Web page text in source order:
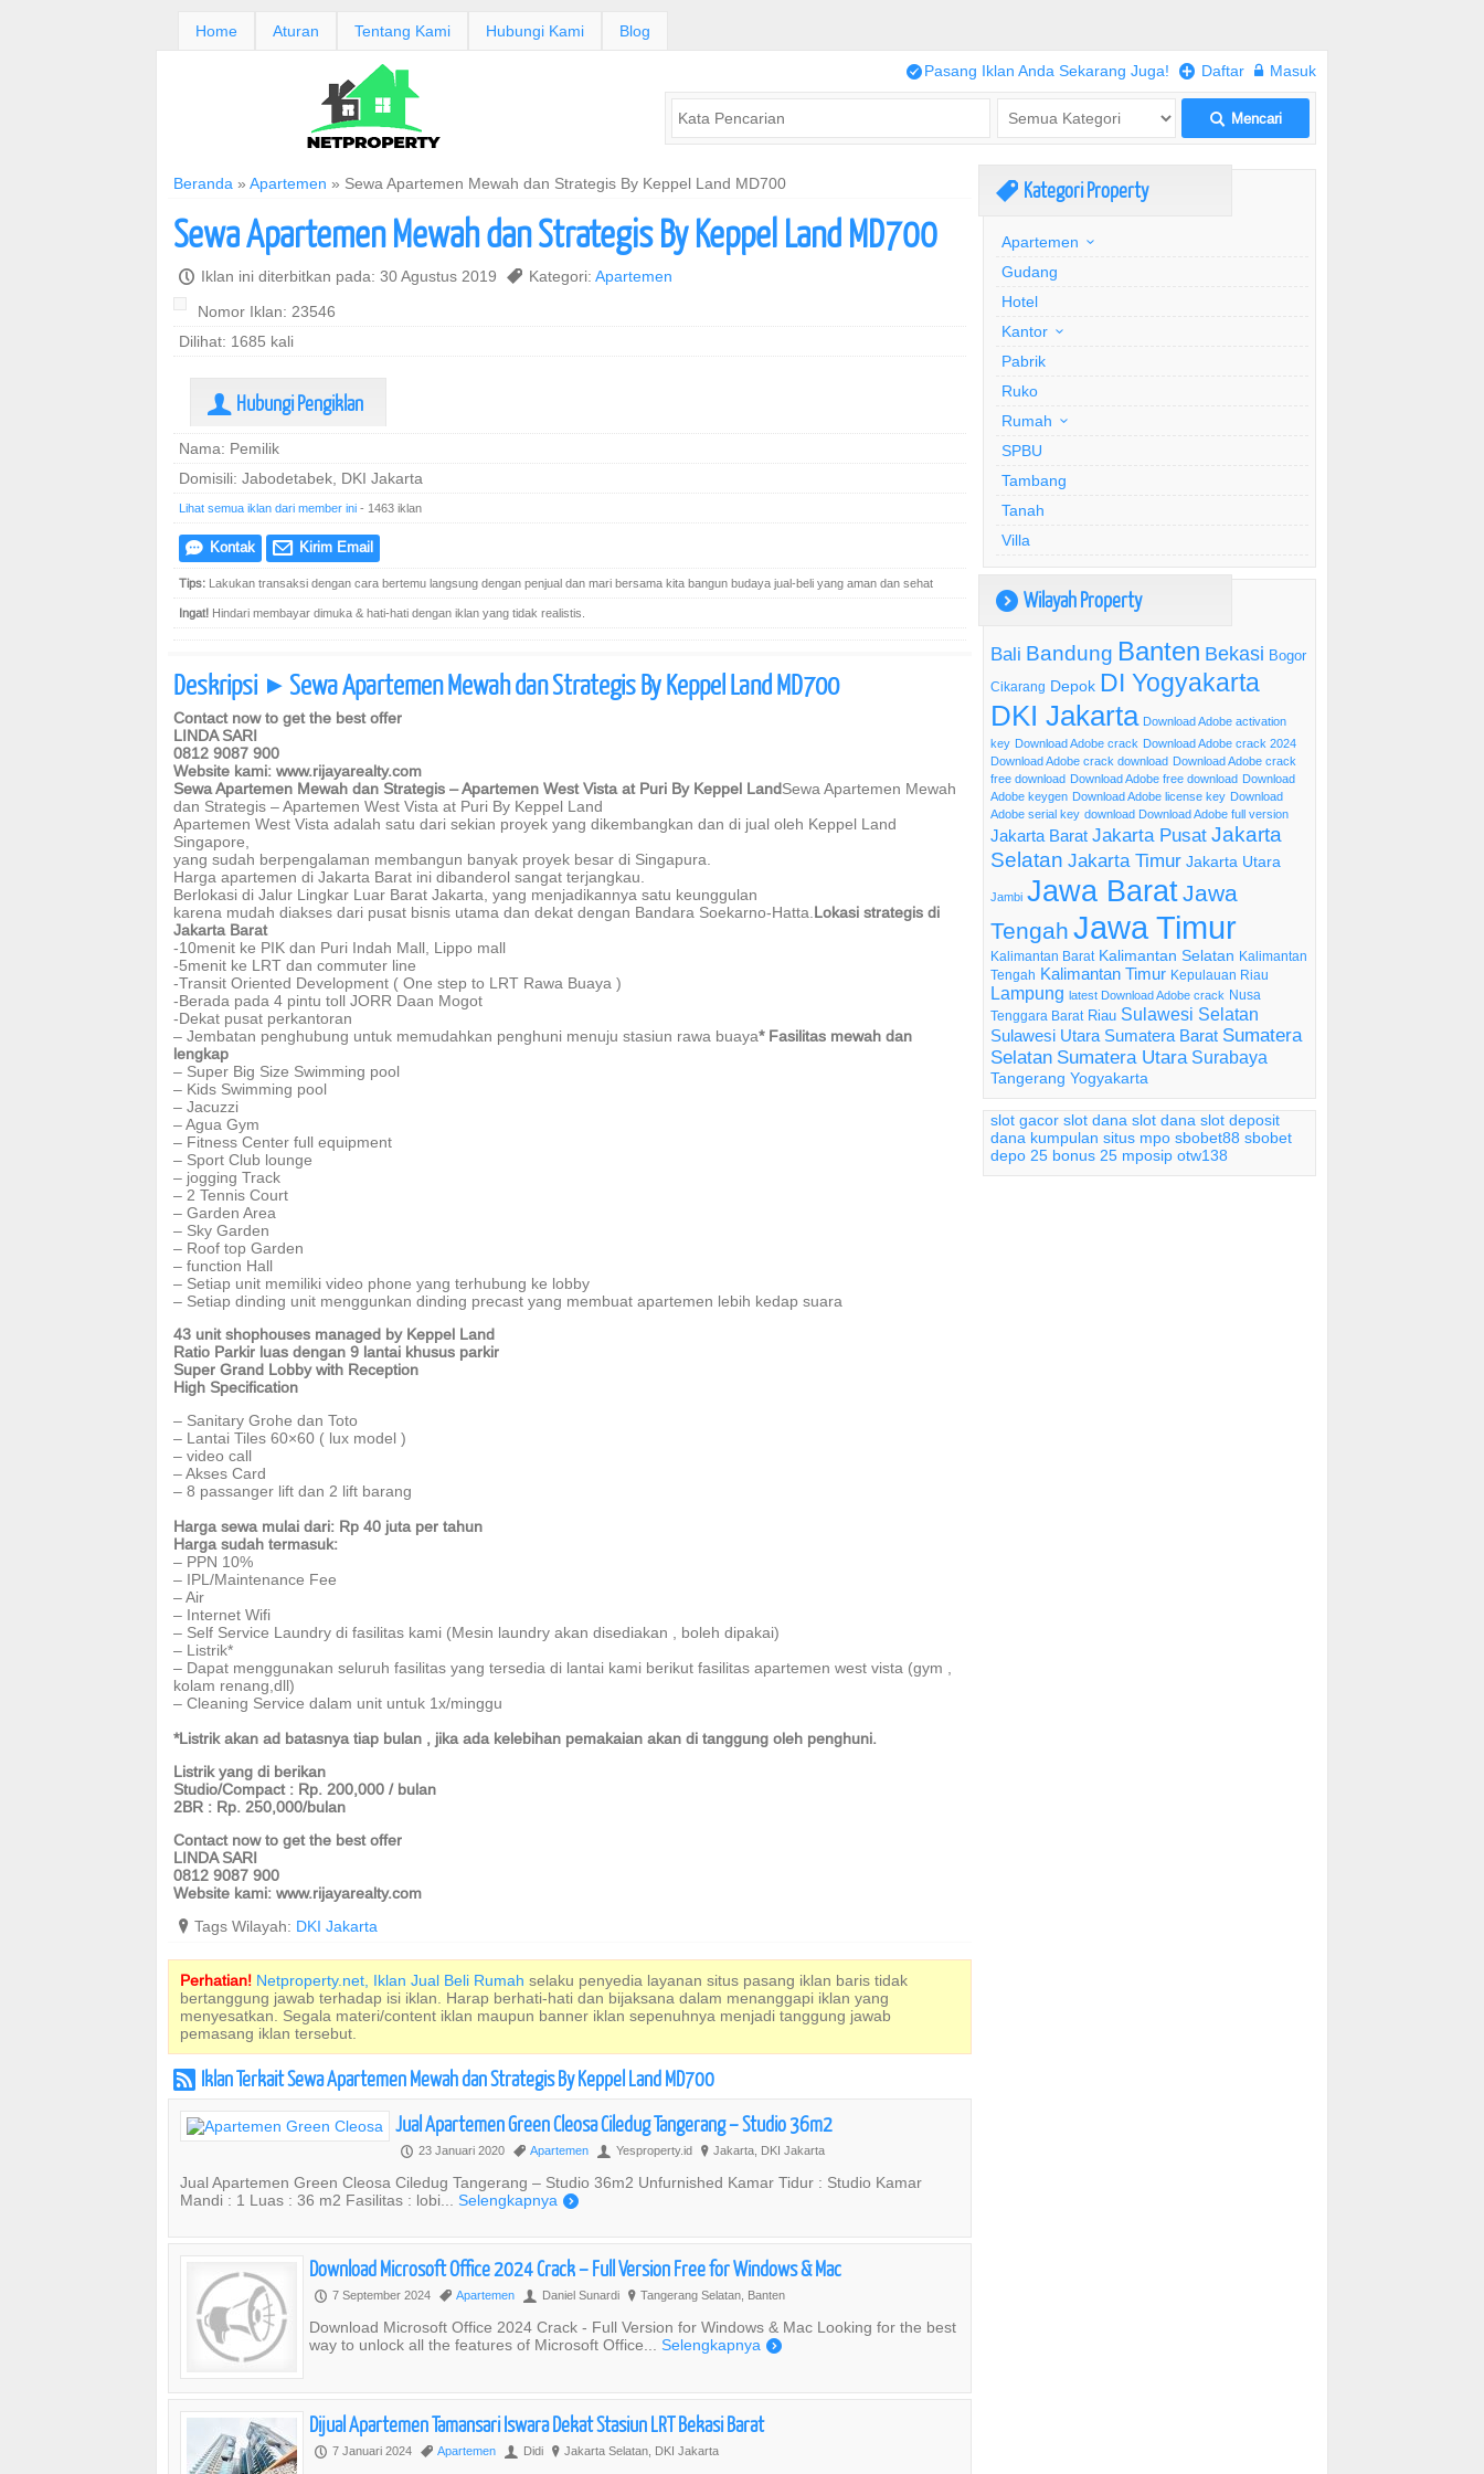
Home Aturan Tentang Kami Hubungi Kami Blog
/Pasang Iklan Anda Sekarang Juga! + Daftar w Masuk
L Mencari
Beranda » Apartemen » Sewa Apartemen Mewah dan Strategis By Keppel Land MD700
Sewa Apartemen Mewah dan Strategis By Keppel Land MD700
P Iklan ini diterbitkan pada: 30 Agustus 2019 , Kategori: Apartemen
Nomor Iklan: 23546
Dilihat: 1685 kali
U Hubungi Pengiklan
Nama: Pemilik
Domisili: Jabodetabek, DKI Jakarta
Lihat semua iklan dari member ini - 1463 iklan
e Kontak @ Kirim Email
Tips: Lakukan transaksi dengan cara bertemu langsung dengan penjual dan mari bersama kita bangun budaya jual-beli yang aman dan sehat
Ingat! Hindari membayar dimuka & hati-hati dengan iklan yang tidak realistis.
Deskripsi ] Sewa Apartemen Mewah dan Strategis By Keppel Land MD700
Contact now to get the best offer
LINDA SARI
0812 9087 900
Website kami: www.rijayarealty.com
Sewa Apartemen Mewah dan Strategis – Apartemen West Vista at Puri By Keppel LandSewa Apartemen Mewah
dan Strategis – Apartemen West Vista at Puri By Keppel Land
Apartemen West Vista adalah satu dari sekian proyek yang dikembangkan dan di jual oleh Keppel Land
Singapore,
yang sudah berpengalaman membangun banyak proyek besar di Singapura.
Harga apartemen di Jakarta Barat ini dibanderol sangat terjangkau.
Berlokasi di Jalur Lingkar Luar Barat Jakarta, yang menjadikannya satu keunggulan
karena mudah diakses dari pusat bisnis utama dan dekat dengan Bandara Soekarno-Hatta. Lokasi strategis di
Jakarta Barat
-10menit ke PIK dan Puri Indah Mall, Lippo mall
-5menit ke LRT dan commuter line
-Transit Oriented Development ( One step to LRT Rawa Buaya )
-Berada pada 4 pintu toll JORR Daan Mogot
-Dekat pusat perkantoran
– Jembatan penghubung untuk memudahkan penghuni menuju stasiun rawa buaya* Fasilitas mewah dan
lengkap
– Super Big Size Swimming pool
– Kids Swimming pool
– Jacuzzi
– Agua Gym
– Fitness Center full equipment
– Sport Club lounge
– jogging Track
– 2 Tennis Court
– Garden Area
– Sky Garden
– Roof top Garden
– function Hall
– Setiap unit memiliki video phone yang terhubung ke lobby
– Setiap dinding unit menggunkan dinding precast yang membuat apartemen lebih kedap suara
43 unit shophouses managed by Keppel Land
Ratio Parkir luas dengan 9 lantai khusus parkir
Super Grand Lobby with Reception
High Specification
– Sanitary Grohe dan Toto
– Lantai Tiles 60×60 ( lux model )
– video call
– Akses Card
– 8 passanger lift dan 2 lift barang
Harga sewa mulai dari: Rp 40 juta per tahun
Harga sudah termasuk:
– PPN 10%
– IPL/Maintenance Fee
– Air
– Internet Wifi
– Self Service Laundry di fasilitas kami (Mesin laundry akan disediakan , boleh dipakai)
– Listrik*
– Dapat menggunakan seluruh fasilitas yang tersedia di lantai kami berikut fasilitas apartemen west vista (gym ,
kolam renang,dll)
– Cleaning Service dalam unit untuk 1x/minggu
*Listrik akan ad batasnya tiap bulan , jika ada kelebihan pemakaian akan di tanggung oleh penghuni.
Listrik yang di berikan
Studio/Compact : Rp. 200,000 / bulan
2BR : Rp. 250,000/bulan
Contact now to get the best offer
LINDA SARI
0812 9087 900
Website kami: www.rijayarealty.com
? Tags Wilayah: DKI Jakarta
Perhatian! Netproperty.net, Iklan Jual Beli Rumah selaku penyedia layanan situs pasang iklan baris tidak
bertanggung jawab terhadap isi iklan. Harap berhati-hati dan bijaksana dalam menanggapi iklan yang
menyesatkan. Segala materi/content iklan maupun banner iklan sepenuhnya menjadi tanggung jawab
pemasang iklan tersebut.
r Iklan Terkait Sewa Apartemen Mewah dan Strategis By Keppel Land MD700
Jual Apartemen Green Cleosa Ciledug Tangerang – Studio 36m2
P 23 Januari 2020 , Apartemen U Yesproperty.id ? Jakarta, DKI Jakarta
Jual Apartemen Green Cleosa Ciledug Tangerang – Studio 36m2 Unfurnished Kamar Tidur : Studio Kamar
Mandi : 1 Luas : 36 m2 Fasilitas : lobi... Selengkapnya )
Download Microsoft Office 2024 Crack – Full Version Free for Windows & Mac
P 7 September 2024 , Apartemen U Daniel Sunardi ? Tangerang Selatan, Banten
Download Microsoft Office 2024 Crack - Full Version for Windows & Mac Looking for the best
way to unlock all the features of Microsoft Office... Selengkapnya )
Dijual Apartemen Tamansari Iswara Dekat Stasiun LRT Bekasi Barat
P 7 Januari 2024 , Apartemen U Didi ? Jakarta Selatan, DKI Jakarta
, Kategori Property
Apartemen
Gudang
Hotel
Kantor
Pabrik
Ruko
Rumah
SPBU
Tambang
Tanah
Villa
) Wilayah Property
Bali Bandung Banten Bekasi Bogor
Cikarang Depok DI Yogyakarta
DKI Jakarta Download Adobe activation
key Download Adobe crack Download Adobe crack 2024
Download Adobe crack download Download Adobe crack
free download Download Adobe free download Download
Adobe keygen Download Adobe license key Download
Adobe serial key download Download Adobe full version
Jakarta Barat Jakarta Pusat Jakarta
Selatan Jakarta Timur Jakarta Utara
Jambi Jawa BaratJawa
Tengah Jawa Timur
Kalimantan Barat Kalimantan Selatan Kalimantan
Tengah Kalimantan Timur Kepulauan Riau
Lampung latest Download Adobe crack Nusa
Tenggara Barat Riau Sulawesi Selatan
Sulawesi Utara Sumatera Barat Sumatera
Selatan Sumatera Utara Surabaya
Tangerang Yogyakarta
slot gacor slot dana slot dana slot deposit
dana kumpulan situs mpo sbobet88 sbobet
depo 25 bonus 25 mposip otw138